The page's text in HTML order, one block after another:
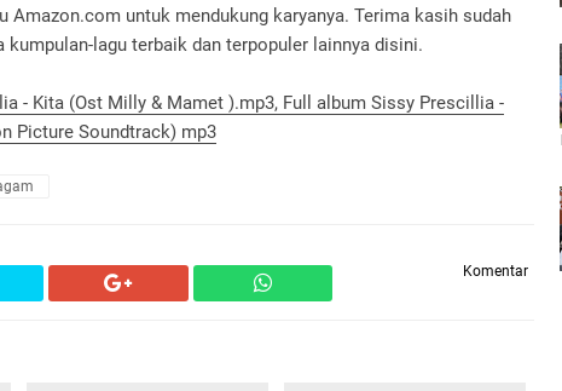
Amazon.com untuk mendukung karyanya. Terima kasih sudah
kumpulan-lagu terbaik dan terpopuler lainnya disini.
- Kita (Ost Milly & Mamet ).mp3, Full album Sissy Prescillia -
Picture Soundtrack) mp3
Komentar